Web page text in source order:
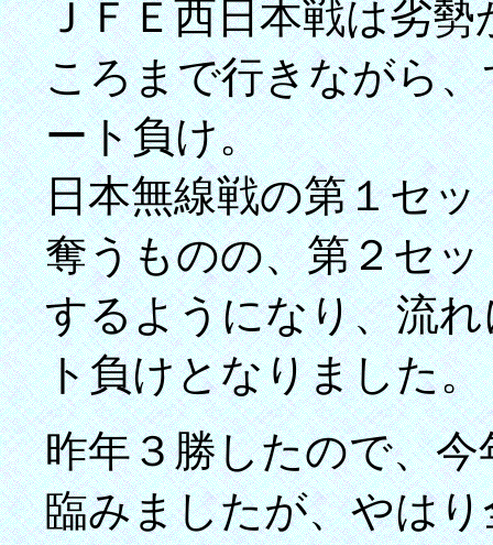
ＪＦＥ西日本戦は劣
ころまで行きながら
ート負け。
日本無線戦の第１セ
奪うものの、第２セ
するようになり、流
ト負けとなりました。
昨年３勝したので、
臨みましたが、やは